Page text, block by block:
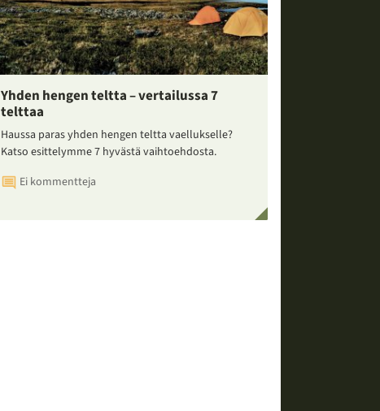
Yhden hengen teltta – vertailussa 7
telttaa
Haussa paras yhden hengen teltta vaellukselle?
Katso esittelymme 7 hyvästä vaihtoehdosta.
Ei kommentteja